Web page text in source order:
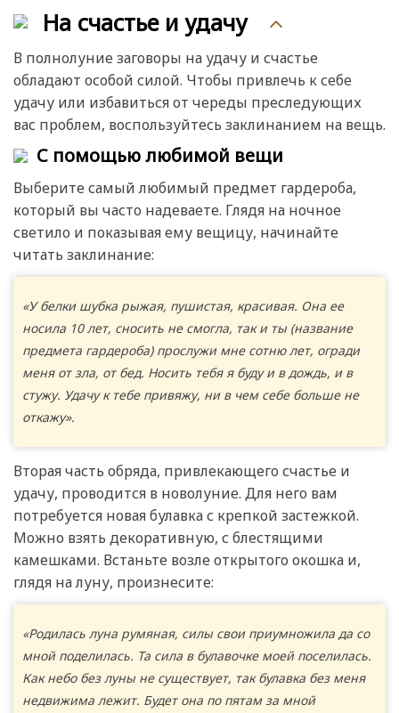
На счастье и удачу
В полнолуние заговоры на удачу и счастье
обладают особой силой. Чтобы привлечь к себе
удачу или избавиться от череды преследующих
вас проблем, воспользуйтесь заклинанием на вещь.
С помощью любимой вещи
Выберите самый любимый предмет гардероба,
который вы часто надеваете. Глядя на ночное
светило и показывая ему вещицу, начинайте
читать заклинание:
«У белки шубка рыжая, пушистая, красивая. Она ее
носила 10 лет, сносить не смогла, так и ты (название
предмета гардероба) прослужи мне сотню лет, огради
меня от зла, от бед. Носить тебя я буду и в дождь, и в
стужу. Удачу к тебе привяжу, ни в чем себе больше не
откажу».
Вторая часть обряда, привлекающего счастье и
удачу, проводится в новолуние. Для него вам
потребуется новая булавка с крепкой застежкой.
Можно взять декоративную, с блестящими
камешками. Встаньте возле открытого окошка и,
глядя на луну, произнесите:
«Родилась луна румяная, силы свои приумножила да со
мной поделилась. Та сила в булавочке моей поселилась.
Как небо без луны не существует, так булавка без меня
недвижима лежит. Будет она по пятам за мной